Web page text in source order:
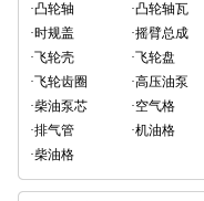
·凸轮轴
·凸轮轴瓦
·时规盖
·摇臂总成
·飞轮壳
·飞轮盘
·飞轮齿圈
·高压油泵
·柴油泵芯
·空气格
·排气管
·机油格
·柴油格